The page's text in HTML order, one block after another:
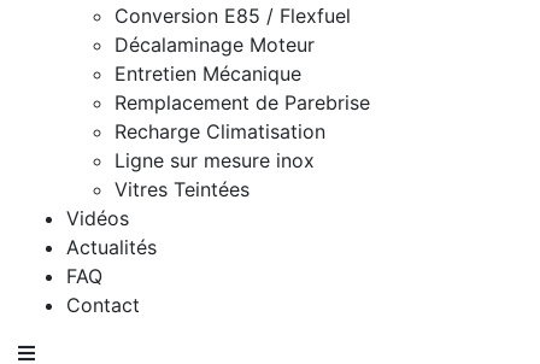
Conversion E85 / Flexfuel
Décalaminage Moteur
Entretien Mécanique
Remplacement de Parebrise
Recharge Climatisation
Ligne sur mesure inox
Vitres Teintées
Vidéos
Actualités
FAQ
Contact